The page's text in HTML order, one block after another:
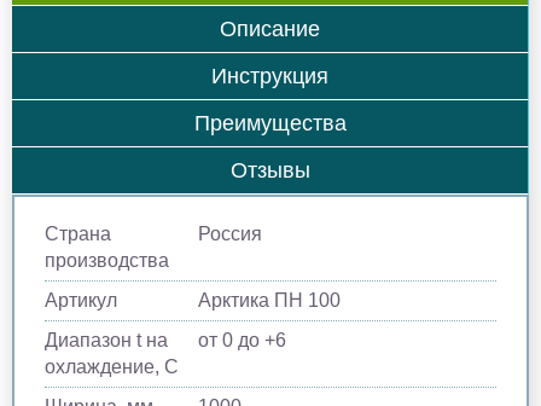
Описание
Инструкция
Преимущества
Отзывы
Страна
производства
Россия
Артикул
Арктика ПН 100
Диапазон t на
охлаждение, С
от 0 до +6